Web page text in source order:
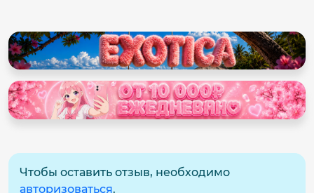
Чтобы оставить отзыв, необходимо
авторизоваться.